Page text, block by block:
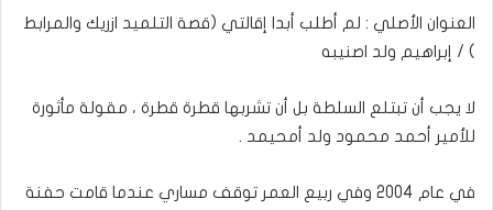
العنوان الأصلي : لم أطلب أبدا إقالتي (قصة التلميد ازريك والمرابط
) / إبراهيم ولد اصنيبه
لا يجب أن تبتلع السلطة بل أن تشربها قطرة قطرة ، مقولة مأثورة
للأمير أحمد محمود ولد أمحيمد .
في عام 2004 وفي ربيع العمر توقف مساري عندما قامت حفنة